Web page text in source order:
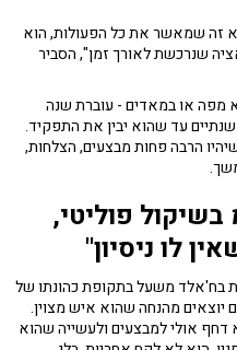
זה שמאשר את כל הפעולות, הוא
שנרכשת לאורך זמן", הסביר
מפה או במאדים - עוברת שנה
עד שהוא יבין את התפקיד.
הרבה פחות מבצעים, הצלחות,
פוליטי,
לו ניסיון"
בח'אלד משעל בתקופת כהונתו של
יוצאים מהנחה שהוא איש מצוין.
דחף אולי למבצעים ולעשייה שהוא